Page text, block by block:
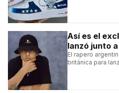
Así es el
lanzó junto a
El rapero
británica para